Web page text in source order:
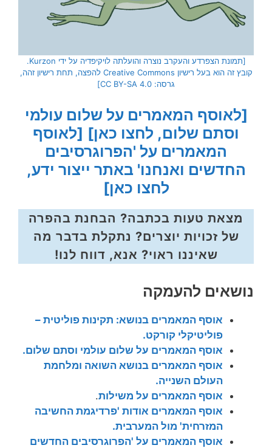
[תמונת הצפרדע והעקרב נוצרה והועלתה לויקיפדיה על ידי Kurzon.
קובץ זה הוא בעל רישיון Creative Commons להפצה, תחת רישיון זהה,
גרסה: CC BY-SA 4.0]
[לאוסף המאמרים על שלום עולמי
וסתם שלום, לחצו כאן] [לאוסף
המאמרים על 'הפרוגרסיבים
החדשים ואנחנו' באתר ייצור ידע,
לחצו כאן]
מצאת טעות בכתבה? הבחנת בהפרה
של זכויות יוצרים? נתקלת בדבר מה
שאיננו ראוי? אנא, דווח לנו!
נושאים להעמקה
אוסף המאמרים בנושא: תקינות פוליטית –
פוליטיקלי קורקט.
אוסף המאמרים על שלום עולמי וסתם שלום.
אוסף המאמרים בנושא השואה ומלחמת
העולם השנייה.
אוסף המאמרים על משילות.
אוסף המאמרים אודות 'פרדיגמת החשיבה
המזרחית' מול המערבית.
אוסף המאמרים על 'הפרוגרסיבים החדשים